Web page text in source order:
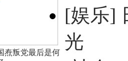
焘叛党最后是何
[娱乐]
光